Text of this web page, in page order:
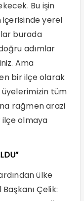
Bu işin
içerisinde yerel
burada
adımlar
Ama
bir ilçe olarak
üyelerimizin tüm
rağmen arazi
ilçe olmaya
ülke
Çelik: